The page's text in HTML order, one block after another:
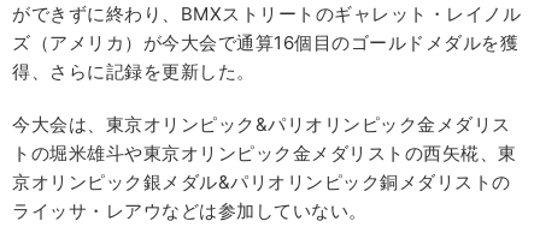
ができずに終わり、BMXストリートのギャレット・レイノル
ズ（アメリカ）が今大会で通算16個目のゴールドメダルを獲
得、さらに記録を更新した。
今大会は、東京オリンピック&パリオリンピック金メダリス
トの堀米雄斗や東京オリンピック金メダリストの西矢椛、東
京オリンピック銀メダル&パリオリンピック銅メダリストの
ライッサ・レアウなどは参加していない。